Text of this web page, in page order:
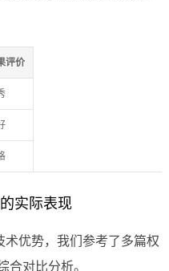
评价
实际表现
优势，我们参考了多篇权
合对比分析。